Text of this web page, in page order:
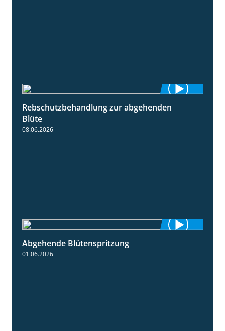
3:06
Rebschutzbehandlung zur abgehenden
Blüte
08.06.2026
Abgehende Blütenspritzung
01.06.2026